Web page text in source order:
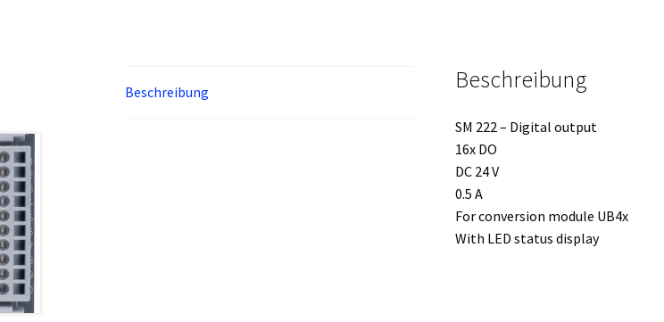
Beschreibung Beschreibung
SM 222 – Digital output
16x DO
DC 24 V
0.5 A
For conversion module UB4x
With LED status display